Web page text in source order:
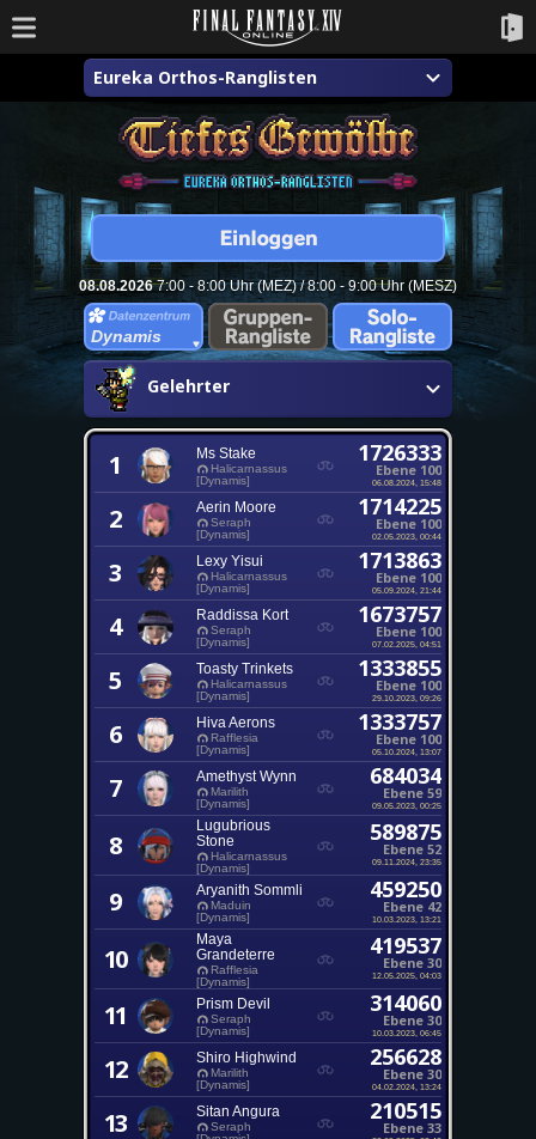
Eureka Orthos-Ranglisten
08.08.20267:00 - 8:00 Uhr (MEZ) / 8:00 - 9:00 Uhr (MESZ)
Dynamis
Gelehrter
1 Ms Stake
Halicarnassus
[Dynamis]
1726333
Ebene 100
06.08.2024, 15:48
2 Aerin Moore
Seraph
[Dynamis]
1714225
Ebene 100
02.05.2023, 00:44
3 Lexy Yisui
Halicarnassus
[Dynamis]
1713863
Ebene 100
05.09.2024, 21:44
4 Raddissa Kort
Seraph
[Dynamis]
1673757
Ebene 100
07.02.2025, 04:51
5 Toasty Trinkets
Halicarnassus
[Dynamis]
1333855
Ebene 100
29.10.2023, 09:26
6 Hiva Aerons
Rafflesia
[Dynamis]
1333757
Ebene 100
05.10.2024, 13:07
7 Amethyst Wynn
Marilith
[Dynamis]
684034
Ebene 59
09.05.2023, 00:25
8
Lugubrious
Stone
Halicarnassus
[Dynamis]
589875
Ebene 52
09.11.2024, 23:35
9 Aryanith Sommli
Maduin
[Dynamis]
459250
Ebene 42
10.03.2023, 13:21
10
Maya
Grandeterre
Rafflesia
[Dynamis]
419537
Ebene 30
12.05.2025, 04:03
11 Prism Devil
Seraph
[Dynamis]
314060
Ebene 30
10.03.2023, 06:45
12 Shiro Highwind
Marilith
[Dynamis]
256628
Ebene 30
04.02.2024, 13:24
13 Sitan Angura
Seraph
210515
Ebene 33